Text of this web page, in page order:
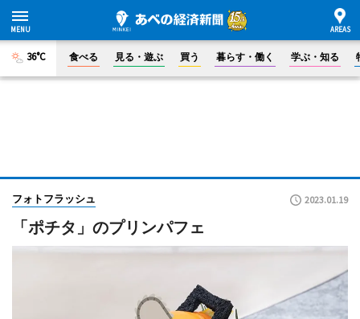
36°C 食べる 見る・遊ぶ 買う 暮らす・働く 学ぶ・知る
フォトフラッシュ 2023.01.19
「ポチタ」のプリンパフェ